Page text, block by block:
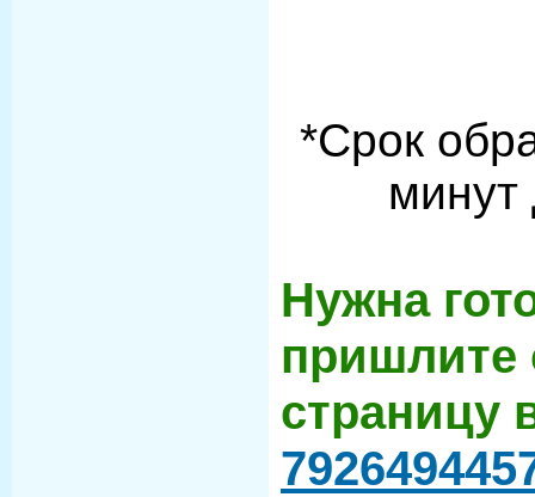
*Срок
минут
Нужна
пришлите
страницу